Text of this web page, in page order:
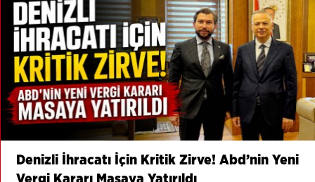
Denizli İhracatı İçin Kritik Zirve! Abd’nin Yeni
Vergi Kararı Masaya Yatırıldı